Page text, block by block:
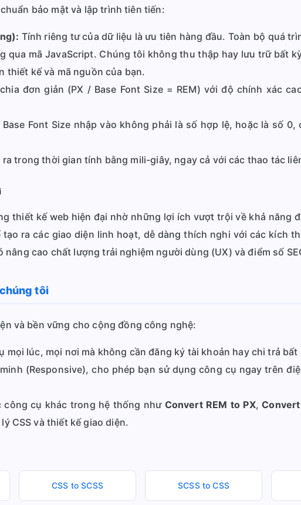
bảo mật và lập trình tiên tiến:
Tính riêng tư của dữ liệu là ưu tiên hàng đầu. Toàn bộ quá
qua mã JavaScript. Chúng tôi không thu thập hay lưu trữ bất
thiết kế và mã nguồn của bạn.
đơn giản (PX / Base Font Size = REM) với độ chính xác
Font Size nhập vào không phải là số hợp lệ, hoặc là số
trong thời gian tính bằng mili-giây, ngay cả với các thao tác
thiết kế web hiện đại nhờ những lợi ích vượt trội về khả năng
ra các giao diện linh hoạt, dễ dàng thích nghi với các kích
cao chất lượng trải nghiệm người dùng (UX) và điểm số
tôi
và bền vững cho cộng đồng công nghệ:
mọi lúc, mọi nơi mà không cần đăng ký tài khoản hay chi trả
(Responsive), cho phép bạn sử dụng công cụ ngay trên
công cụ khác trong hệ thống như Convert REM to PX,
CSS và thiết kế giao diện.
CSS to SCSS SCSS to CSS